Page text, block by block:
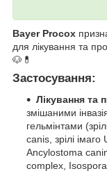
Bayer Procox
для лікування та
🐶💊
Застосування:
Лікування та
змішаними
гельмінтами
canis, зрілі
Ancylostoma
complex, Isospora